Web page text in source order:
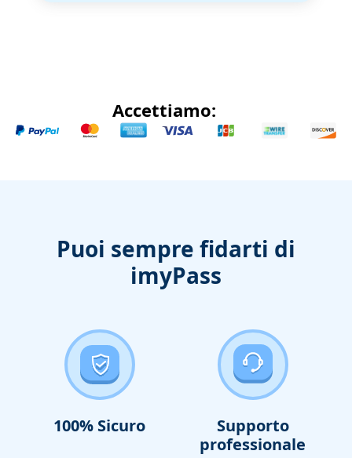
Accettiamo:
Puoi sempre fidarti di
imyPass
100% Sicuro
Supporto
professionale